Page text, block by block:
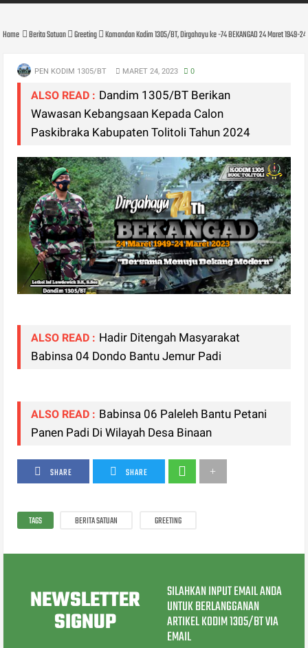
Home Berita Satuan Greeting Komandan Kodim 1305/BT, Dirgahayu ke -74 BEKANGAD 24 Maret
PEN KODIM 1305/BT MARET 24, 2023 0
ALSO READ : Dandim 1305/BT Berikan
Wawasan Kebangsaan Kepada Calon
Paskibraka Kabupaten Tolitoli Tahun 2024
ALSO READ : Hadir Ditengah Masyarakat
Babinsa 04 Dondo Bantu Jemur Padi
ALSO READ : Babinsa 06 Paleleh Bantu Petani
Panen Padi Di Wilayah Desa Binaan
SHARE SHARE
TAGS BERITA SATUAN GREETING
NEWSLETTER
SIGNUP
SILAHKAN INPUT EMAIL ANDA
UNTUK BERLANGGANAN
ARTIKEL KODIM 1305/BT VIA
EMAIL